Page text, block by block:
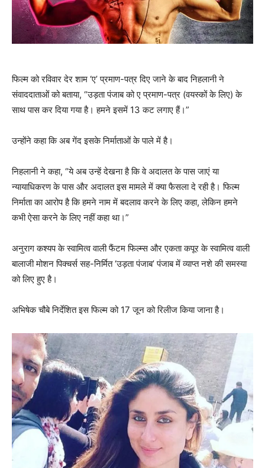
फिल्म को रविवार देर शाम ‘ए’ प्रमाण-पत्र दिए जाने के बाद निहलानी ने
संवाददाताओं को बताया, “उड़ता पंजाब को ए प्रमाण-पत्र (वयस्कों के लिए) के
साथ पास कर दिया गया है। हमने इसमें 13 कट लगाए हैं।”
उन्होंने कहा कि अब गेंद इसके निर्माताओं के पाले में है।
निहलानी ने कहा, “ये अब उन्हें देखना है कि वे अदालत के पास जाएं या
न्यायाधिकरण के पास और अदालत इस मामले में क्या फैसला दे रही है। फिल्म
निर्माता का आरोप है कि हमने नाम में बदलाव करने के लिए कहा, लेकिन हमने
कभी ऐसा करने के लिए नहीं कहा था।”
अनुराग कश्यप के स्वामित्व वाली फैंटम फिल्म्स और एकता कपूर के स्वामित्व वाली
बालाजी मोशन पिक्चर्स सह-निर्मित ‘उड़ता पंजाब’ पंजाब में व्याप्त नशे की समस्या
को लिए हुए है।
अभिषेक चौबे निर्देशित इस फिल्म को 17 जून को रिलीज किया जाना है।